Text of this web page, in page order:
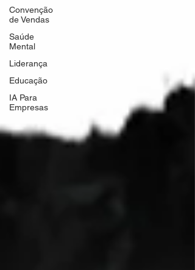
Convenção
de Vendas
Saúde
Mental
Liderança
Educação
IA Para
Empresas